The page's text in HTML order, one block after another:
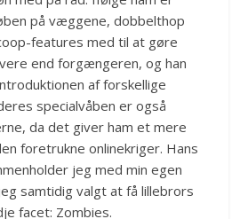
på væggene, dobbelthop
features med til at gøre
end forgængeren, og han
af forskellige
specialvåben er også
da det giver ham et mere
foretrukne onlinekriger. Hans
jeg med min egen
samtidig valgt at få lillebrors
facet: Zombies.